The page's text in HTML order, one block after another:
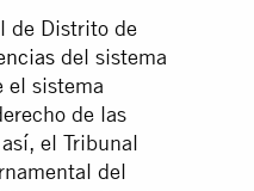
de Distrito de
del sistema
el sistema
de las
el Tribunal
del